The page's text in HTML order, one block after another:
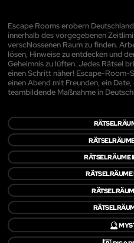
Escape Rooms erobern
innerhalb des vorgegebenen
verschlossenen Raum zu finden.
lösen, Hinweise zu entdecken und
Geheimnis zu lüften. Jedes Rätsel
einen Schritt näher! Escape-Room-
einen Abend mit Freunden, ein
teambildende Maßnahme in
RÄTSELRÄUME
🔮